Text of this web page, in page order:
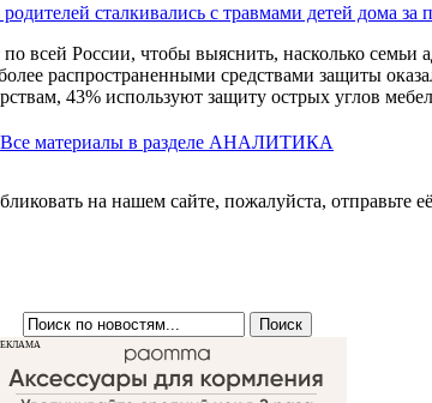
сталкивались с травмами детей дома за
всей России, чтобы выяснить, насколько семьи
распространенными средствами защиты
43% используют защиту острых углов
Все материалы в разделе АНАЛИТИКА
на нашем сайте, пожалуйста, отправьте